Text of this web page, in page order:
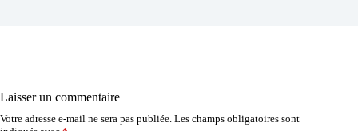
Laisser un commentaire
Votre adresse e-mail ne sera pas publiée. Les champs obligatoires sont